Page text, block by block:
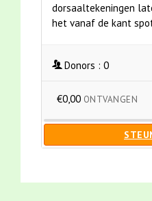
dorsaaltekeningen
het vanaf de kant
Donors : 0
€0,00 ONTVANGEN